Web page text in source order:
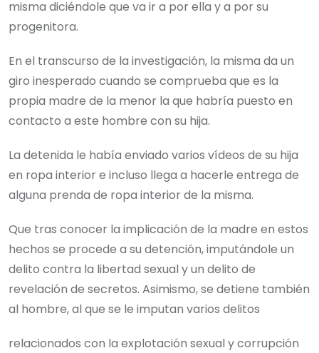
misma diciéndole que va ir a por ella y a por su
progenitora.
En el transcurso de la investigación, la misma da un
giro inesperado cuando se comprueba que es la
propia madre de la menor la que habría puesto en
contacto a este hombre con su hija.
La detenida le había enviado varios vídeos de su hija
en ropa interior e incluso llega a hacerle entrega de
alguna prenda de ropa interior de la misma.
Que tras conocer la implicación de la madre en estos
hechos se procede a su detención, imputándole un
delito contra la libertad sexual y un delito de
revelación de secretos. Asimismo, se detiene también
al hombre, al que se le imputan varios delitos
relacionados con la explotación sexual y corrupción